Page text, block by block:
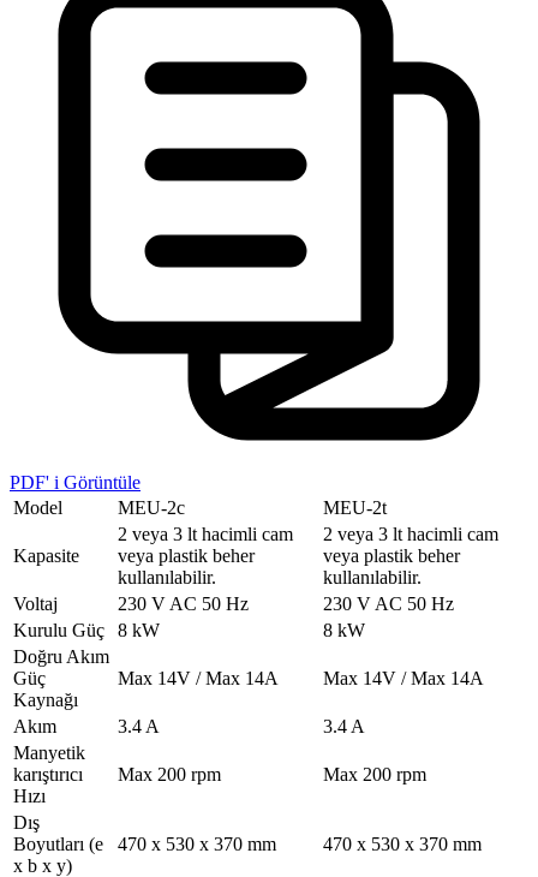
PDF' i Görüntüle
Model
MEU-2c MEU-2t
Kapasite
2 veya 3 lt hacimli cam
veya plastik beher
kullanılabilir.
2 veya 3 lt hacimli cam
veya plastik beher
kullanılabilir.
Voltaj
230 V AC 50 Hz
230 V AC 50 Hz
Kurulu Güç
8 kW
8 kW
Doğru Akım
Güç
Kaynağı
Max 14V / Max 14A Max 14V / Max 14A
Akım 3.4 A
3.4 A
Manyetik
karıştırıcı
Hızı
Max 200 rpm Max 200 rpm
Dış
Boyutları (e
x b x y)
470 x 530 x 370 mm 470 x 530 x 370 mm